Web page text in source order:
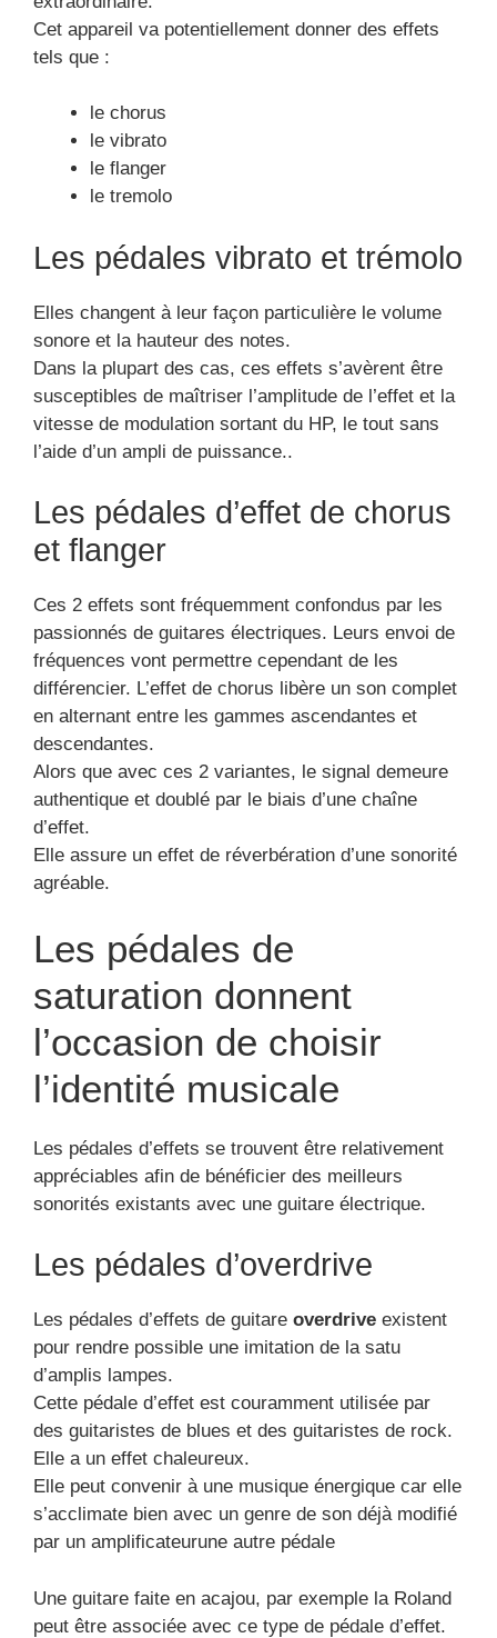
Cet appareil va potentiellement donner des effets
tels que :
le chorus
le vibrato
le flanger
le tremolo
Les pédales vibrato et trémolo
Elles changent à leur façon particulière le volume
sonore et la hauteur des notes.
Dans la plupart des cas, ces effets s’avèrent être
susceptibles de maîtriser l’amplitude de l’effet et la
vitesse de modulation sortant du HP, le tout sans
l’aide d’un ampli de puissance..
Les pédales d’effet de chorus
et flanger
Ces 2 effets sont fréquemment confondus par les
passionnés de guitares électriques. Leurs envoi de
fréquences vont permettre cependant de les
différencier. L’effet de chorus libère un son complet
en alternant entre les gammes ascendantes et
descendantes.
Alors que avec ces 2 variantes, le signal demeure
authentique et doublé par le biais d’une chaîne
d’effet.
Elle assure un effet de réverbération d’une sonorité
agréable.
Les pédales de
saturation donnent
l’occasion de choisir
l’identité musicale
Les pédales d’effets se trouvent être relativement
appréciables afin de bénéficier des meilleurs
sonorités existants avec une guitare électrique.
Les pédales d’overdrive
Les pédales d’effets de guitare overdrive existent
pour rendre possible une imitation de la satu
d’amplis lampes.
Cette pédale d’effet est couramment utilisée par
des guitaristes de blues et des guitaristes de rock.
Elle a un effet chaleureux.
Elle peut convenir à une musique énergique car elle
s’acclimate bien avec un genre de son déjà modifié
par un amplificateurune autre pédale
Une guitare faite en acajou, par exemple la Roland
peut être associée avec ce type de pédale d’effet.